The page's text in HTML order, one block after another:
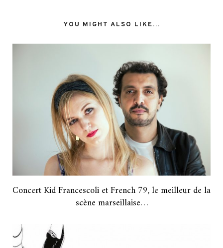
YOU MIGHT ALSO LIKE...
Concert Kid Francescoli et French 79, le meilleur de la
scène marseillaise…